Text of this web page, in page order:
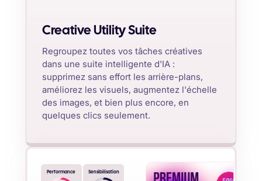
Creative Utility Suite
Regroupez toutes vos tâches créatives
dans une suite intelligente d'IA :
supprimez sans effort les arrière-plans,
améliorez les visuels, augmentez l'échelle
des images, et bien plus encore, en
quelques clics seulement.
Performance Sensibilisation